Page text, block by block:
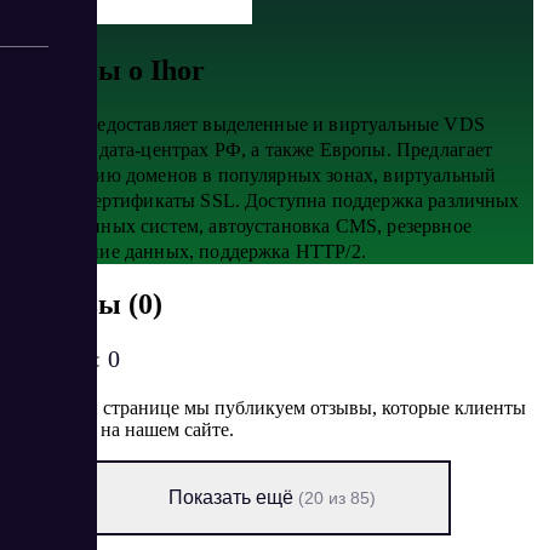
Отзывы о Ihor
Сервис предоставляет выделенные и виртуальные VDS
серверы в дата-центрах РФ, а также Европы. Предлагает
регистрацию доменов в популярных зонах, виртуальный
хостинг, сертификаты SSL. Доступна поддержка различных
операционных систем, автоустановка CMS, резервное
копирование данных, поддержка HTTP/2.
Отзывы (0)
Рейтинг: 0
На данной странице мы публикуем отзывы, которые клиенты
оставляют на нашем сайте.
Показать ещё (20 из 85)